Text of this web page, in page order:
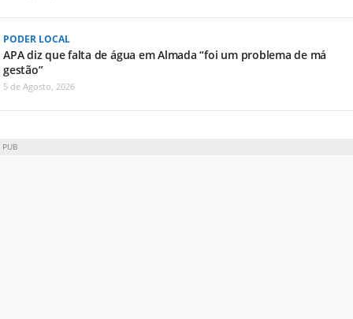
PODER LOCAL
APA diz que falta de água em Almada “foi um problema de má
gestão”
5 de Agosto, 2026
PUB